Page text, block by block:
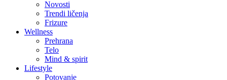
Novosti
Trendi ličenja
Frizure
Wellness
Prehrana
Telo
Mind & spirit
Lifestyle
Potovanje